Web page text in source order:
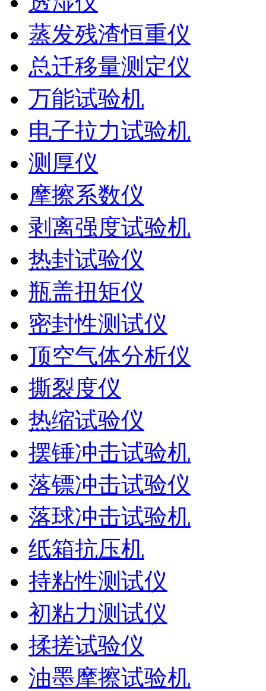
蒸发残渣恒重仪
总迁移量测定仪
万能试验机
电子拉力试验机
测厚仪
摩擦系数仪
剥离强度试验机
热封试验仪
瓶盖扭矩仪
密封性测试仪
顶空气体分析仪
撕裂度仪
热缩试验仪
摆锤冲击试验机
落镖冲击试验仪
落球冲击试验机
纸箱抗压机
持粘性测试仪
初粘力测试仪
揉搓试验仪
油墨摩擦试验机